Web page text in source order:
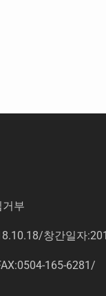
부
창간일자
165-6281/